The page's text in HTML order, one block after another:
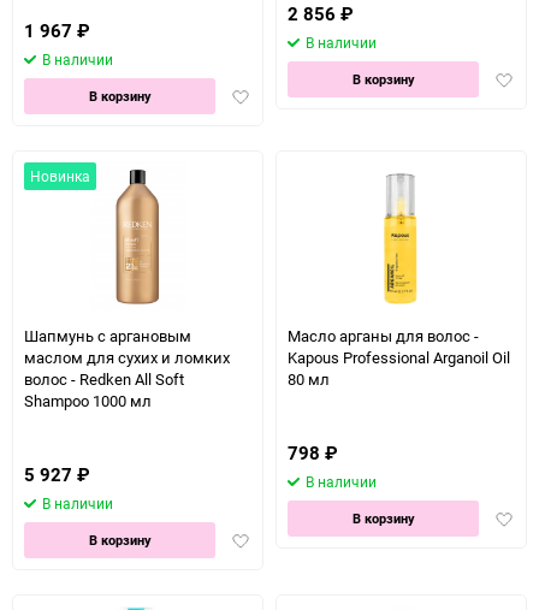
1 967 ₽
В наличии
Добавить
В корзину
2 856 ₽
В наличии
В корзину
Новинка
Шапмунь с аргановым
маслом для сухих и ломких
волос - Redken All Soft
Shampoo 1000 мл
5 927 ₽
В наличии
Добавить
В корзину
Масло арганы для волос -
Kapous Professional Arganoil Oil
80 мл
798 ₽
В наличии
В корзину